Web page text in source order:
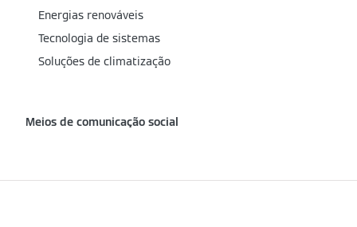
Energias renováveis
Tecnologia de sistemas
Soluções de climatização
Meios de comunicação social